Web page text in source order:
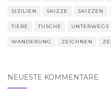
SIZILIEN SKIZZE SKIZZEN
TIERE TUSCHE UNTERWEGS
WANDERUNG ZEICHNEN
NEUESTE KOMMENTARE